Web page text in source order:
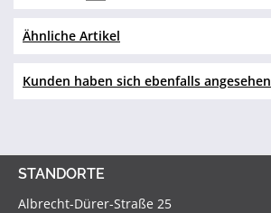
Ähnliche Artikel
Kunden haben sich ebenfalls angesehen
STANDORTE
Albrecht-Dürer-Straße 25